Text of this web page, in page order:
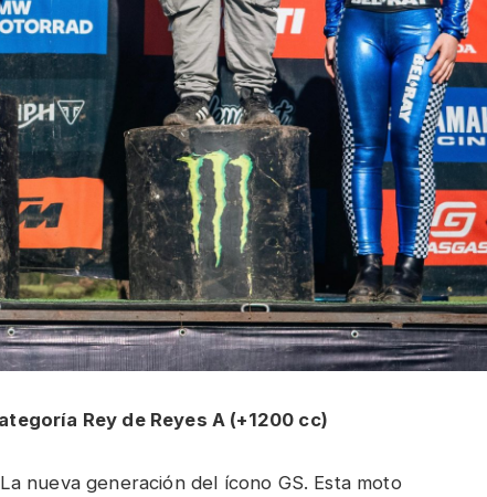
Rey de Reyes A (+1200 cc)
nueva generación del ícono GS. Esta moto